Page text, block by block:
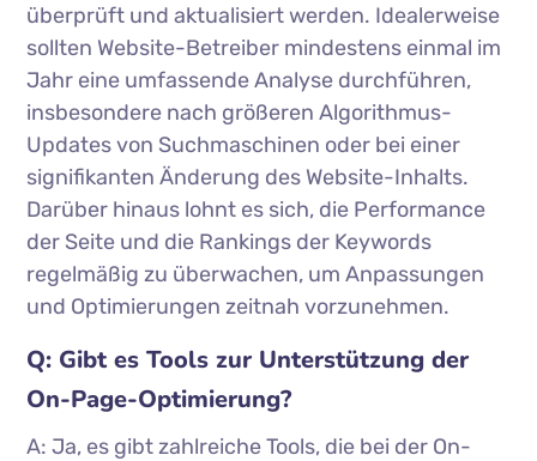
überprüft und aktualisiert werden. Idealerweise
sollten Website-Betreiber mindestens einmal im
Jahr eine umfassende Analyse durchführen,
insbesondere nach größeren Algorithmus-
Updates von Suchmaschinen oder bei einer
signifikanten Änderung des Website-Inhalts.
Darüber hinaus lohnt es sich, die Performance
der Seite und die Rankings der Keywords
regelmäßig zu überwachen, um Anpassungen
und Optimierungen zeitnah vorzunehmen.
Q: Gibt es Tools zur Unterstützung der
On-Page-Optimierung?
A: Ja, es gibt zahlreiche Tools, die bei der On-